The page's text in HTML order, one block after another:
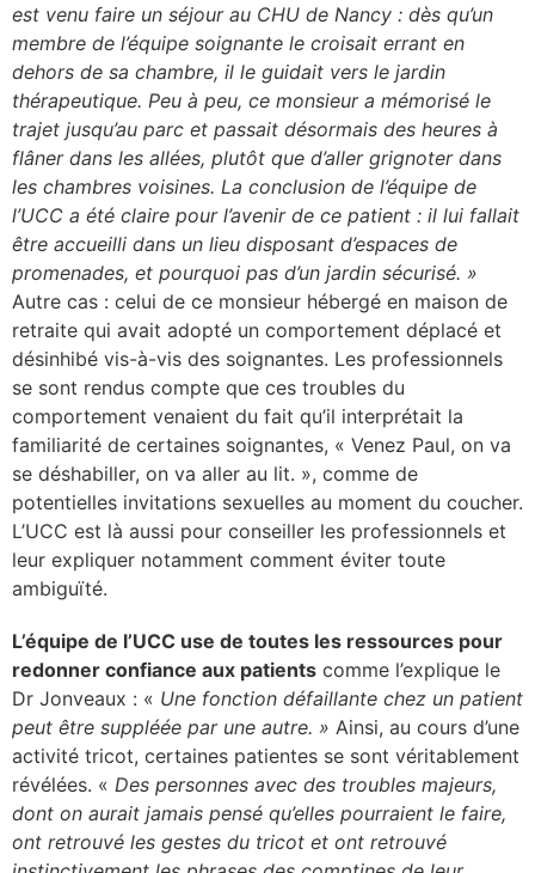
est venu faire un séjour au CHU de Nancy : dès qu’un
membre de l’équipe soignante le croisait errant en
dehors de sa chambre, il le guidait vers le jardin
thérapeutique. Peu à peu, ce monsieur a mémorisé le
trajet jusqu’au parc et passait désormais des heures à
flâner dans les allées, plutôt que d’aller grignoter dans
les chambres voisines. La conclusion de l’équipe de
l’UCC a été claire pour l’avenir de ce patient : il lui fallait
être accueilli dans un lieu disposant d’espaces de
promenades, et pourquoi pas d’un jardin sécurisé. »
Autre cas : celui de ce monsieur hébergé en maison de
retraite qui avait adopté un comportement déplacé et
désinhibé vis-à-vis des soignantes. Les professionnels
se sont rendus compte que ces troubles du
comportement venaient du fait qu’il interprétait la
familiarité de certaines soignantes, « Venez Paul, on va
se déshabiller, on va aller au lit. », comme de
potentielles invitations sexuelles au moment du coucher.
L’UCC est là aussi pour conseiller les professionnels et
leur expliquer notamment comment éviter toute
ambiguïté.
L’équipe de l’UCC use de toutes les ressources pour
redonner confiance aux patients comme l’explique le
Dr Jonveaux : « Une fonction défaillante chez un patient
peut être suppléée par une autre. » Ainsi, au cours d’une
activité tricot, certaines patientes se sont véritablement
révélées. « Des personnes avec des troubles majeurs,
dont on aurait jamais pensé qu’elles pourraient le faire,
ont retrouvé les gestes du tricot et ont retrouvé